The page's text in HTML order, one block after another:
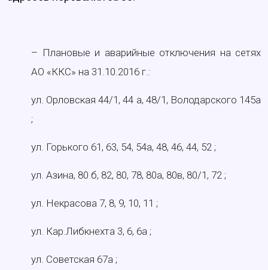
– Плановые и аварийные отключения на сетях
АО «ККС» на 31.10.2016 г.:
ул. Орловская 44/1, 44 а, 48/1, Володарского 145а
;
ул. Горького 61, 63, 54, 54а, 48, 46, 44, 52 ;
ул. Азина, 80 б, 82, 80, 78, 80а, 80в, 80/1, 72 ;
ул. Некрасова 7, 8, 9, 10, 11 ;
ул. Кар.Либкнехта 3, 6, 6а ;
ул. Советская 67а ;